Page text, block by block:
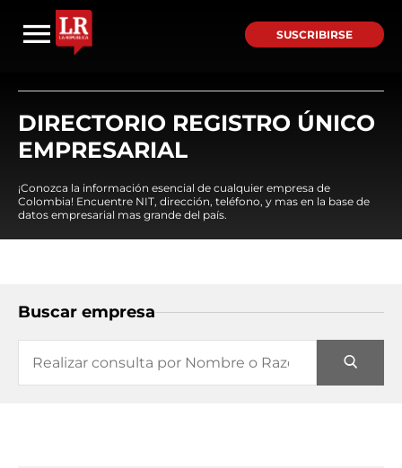
SUSCRIBIRSE
DIRECTORIO REGISTRO ÚNICO
EMPRESARIAL
¡Conozca la información esencial de cualquier empresa de
Colombia! Encuentre NIT, dirección, teléfono, y mas en la base de
datos empresarial mas grande del país.
Buscar empresa